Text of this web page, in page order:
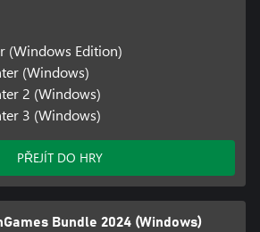
(Windows Edition)
(Windows)
2 (Windows)
3 (Windows)
PŘEJÍT DO HRY
Bundle 2024 (Windows)